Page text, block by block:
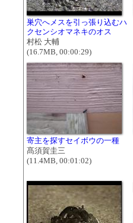
巣穴へメスを引っ張り込むハ
クセンシオマネキのオス
村松 大輔
(16.7MB, 00:00:29)
寄主を探すセイボウの一種
髙須賀圭三
(11.4MB, 00:01:02)